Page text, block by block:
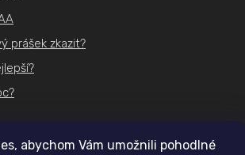
abychom Vám umožnili pohodlné
prášek zkazit?